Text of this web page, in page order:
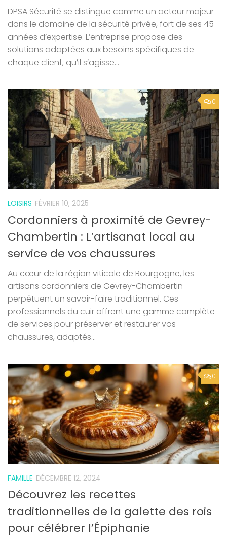
DPSA Sécurité se distingue comme un acteur majeur
dans le domaine de la sécurité privée, fort de ses 45
années d’expertise. L’entreprise propose des
solutions adaptées aux besoins spécifiques de
chaque client, qu’il s’agisse...
0
LOISIRS FÉVRIER 10, 2025
Cordonniers à proximité de Gevrey-
Chambertin : L’artisanat local au
service de vos chaussures
Au cœur de la région viticole de Bourgogne, les
artisans cordonniers de Gevrey-Chambertin
perpétuent un savoir-faire traditionnel. Ces
professionnels du cuir offrent une gamme complète
de services pour préserver et restaurer vos
chaussures, adaptés...
0
FAMILLE DÉCEMBRE 12, 2024
Découvrez les recettes
traditionnelles de la galette des rois
pour célébrer l’Épiphanie